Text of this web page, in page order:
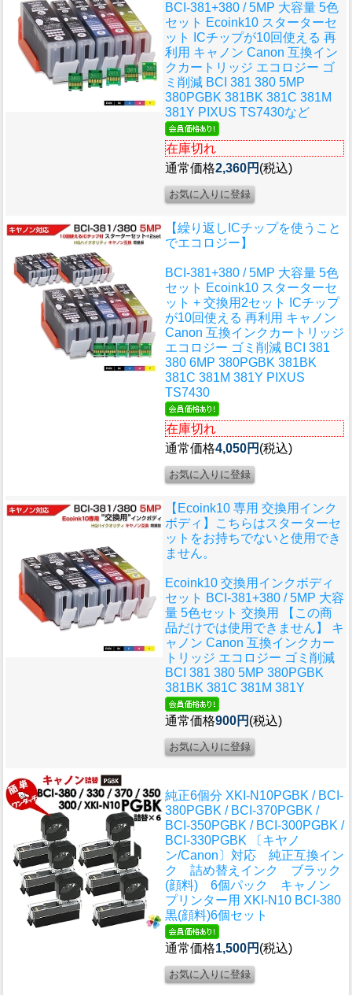
BCI-381+380 / 5MP 大容量 5色
セット Ecoink10 スターターセ
ット ICチップが10回使える 再
利用 キャノン Canon 互換イン
クカートリッジ エコロジー ゴ
ミ削減 BCI 381 380 5MP
380PGBK 381BK 381C 381M
381Y PIXUS TS7430など
在庫切れ
通常価格2,360円 (税込)
【繰り返しICチップを使うこと
でエコロジー】
BCI-381+380 / 5MP 大容量 5色
セット Ecoink10 スターターセ
ット + 交換用2セット ICチップ
が10回使える 再利用 キャノン
Canon 互換インクカートリッジ
エコロジー ゴミ削減 BCI 381
380 6MP 380PGBK 381BK
381C 381M 381Y PIXUS
TS7430
在庫切れ
通常価格4,050円 (税込)
【Ecoink10 専用 交換用インク
ボディ】こちらはスターターセ
ットをお持ちでないと使用でき
ません。
Ecoink10 交換用インクボディ
セット BCI-381+380 / 5MP 大容
量 5色セット 交換用 【この商
品だけでは使用できません】 キ
ャノン Canon 互換インクカー
トリッジ エコロジー ゴミ削減
BCI 381 380 5MP 380PGBK
381BK 381C 381M 381Y
通常価格900円 (税込)
純正6個分 XKI-N10PGBK / BCI-
380PGBK / BCI-370PGBK /
BCI-350PGBK / BCI-300PGBK /
BCI-330PGBK 〔キヤノ
ン/Canon〕対応 純正互換イン
ク 詰め替えインク ブラック
(顔料) 6個パック キャノン
プリンター用 XKI-N10 BCI-380
黒(顔料)6個セット
通常価格1,500円 (税込)